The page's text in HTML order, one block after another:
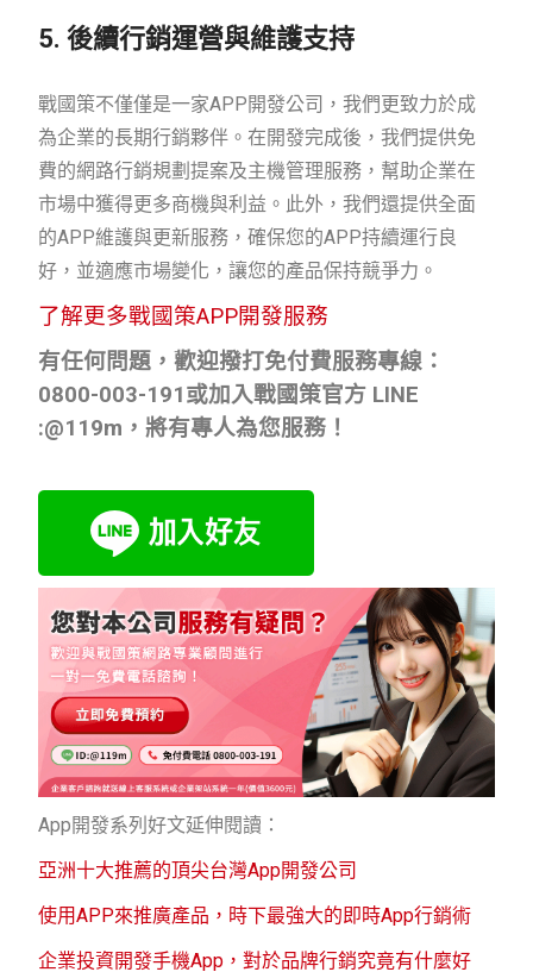
5. 後續行銷運營與維護支持
戰國策不僅僅是一家APP開發公司，我們更致力於成
為企業的長期行銷夥伴。在開發完成後，我們提供免
費的網路行銷規劃提案及主機管理服務，幫助企業在
市場中獲得更多商機與利益。此外，我們還提供全面
的APP維護與更新服務，確保您的APP持續運行良
好，並適應市場變化，讓您的產品保持競爭力。
了解更多戰國策APP開發服務
有任何問題，歡迎撥打免付費服務專線：
0800-003-191或加入戰國策官方 LINE
:@119m ，將有專人為您服務！
App開發系列好文延伸閱讀：
亞洲十大推薦的頂尖台灣App開發公司
使用APP來推廣產品，時下最強大的即時App行銷術
企業投資開發手機App，對於品牌行銷究竟有什麼好